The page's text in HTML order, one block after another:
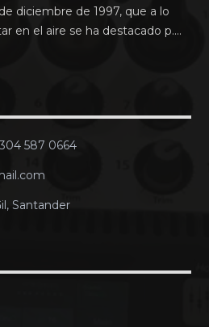
diciembre de 1997, que a lo
en el aire se ha destacado p....
587 0664
Santander